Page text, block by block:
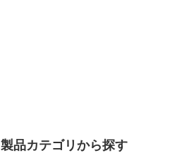
製品カテゴリから探す